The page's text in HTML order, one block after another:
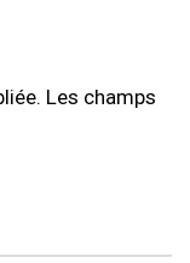
Les champs